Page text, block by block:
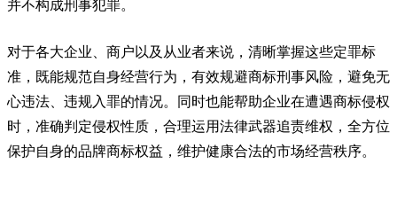
并不构成刑事犯罪。
对于各大企业、商户以及从业者来说，清晰掌握这些定罪标
准，既能规范自身经营行为，有效规避商标刑事风险，避免无
心违法、违规入罪的情况。同时也能帮助企业在遭遇商标侵权
时，准确判定侵权性质，合理运用法律武器追责维权，全方位
保护自身的品牌商标权益，维护健康合法的市场经营秩序。